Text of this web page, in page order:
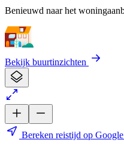
Benieuwd naar het
Bekijk buurtinzichten
Bereken reistijd op